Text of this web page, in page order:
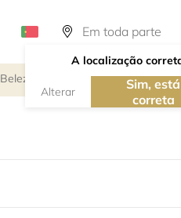
A localização
Alterar
Sim, está
correta
Beleza e bem-estar